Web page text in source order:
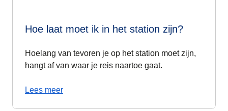
Hoe laat moet ik in het station zijn?
Hoelang van tevoren je op het station moet zijn,
hangt af van waar je reis naartoe gaat.
Lees meer